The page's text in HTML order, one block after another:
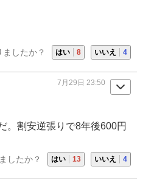
したか？ はい 8 いいえ 4
7月29日 23:50
。割安逆張りで8年後600円
したか？ はい 13 いいえ 4